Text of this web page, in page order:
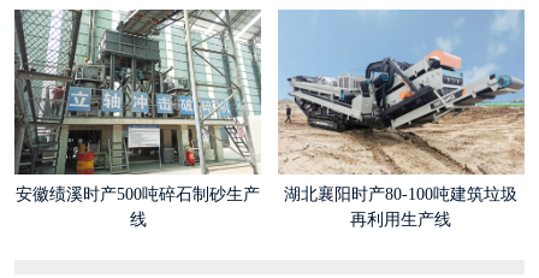
安徽绩溪时产500吨碎石制砂生产
线
湖北襄阳时产80-100吨建筑垃圾
再利用生产线